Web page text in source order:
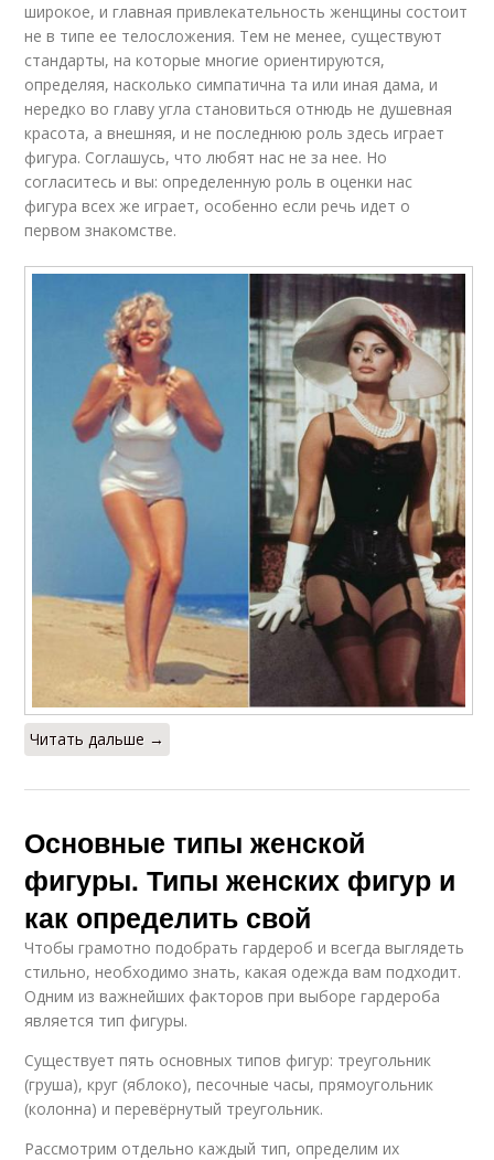
Типы по шелдону Смешанные типы
Разные типы Мезоморфный тип
Одежда по типу Женские типы
широкое, и главная привлекательность женщины состоит
не в типе ее телосложения. Тем не менее, существуют
стандарты, на которые многие ориентируются,
определяя, насколько симпатична та или иная дама, и
нередко во главу угла становиться отнюдь не душевная
красота, а внешняя, и не последнюю роль здесь играет
фигура. Соглашусь, что любят нас не за нее. Но
согласитесь и вы: определенную роль в оценки нас
фигура всех же играет, особенно если речь идет о
первом знакомстве.
Читать дальше →
Основные типы женской
фигуры. Типы женских фигур и
как определить свой
Чтобы грамотно подобрать гардероб и всегда выглядеть
стильно, необходимо знать, какая одежда вам подходит.
Одним из важнейших факторов при выборе гардероба
является тип фигуры.
Существует пять основных типов фигур: треугольник
(груша), круг (яблоко), песочные часы, прямоугольник
(колонна) и перевёрнутый треугольник.
Рассмотрим отдельно каждый тип, определим их